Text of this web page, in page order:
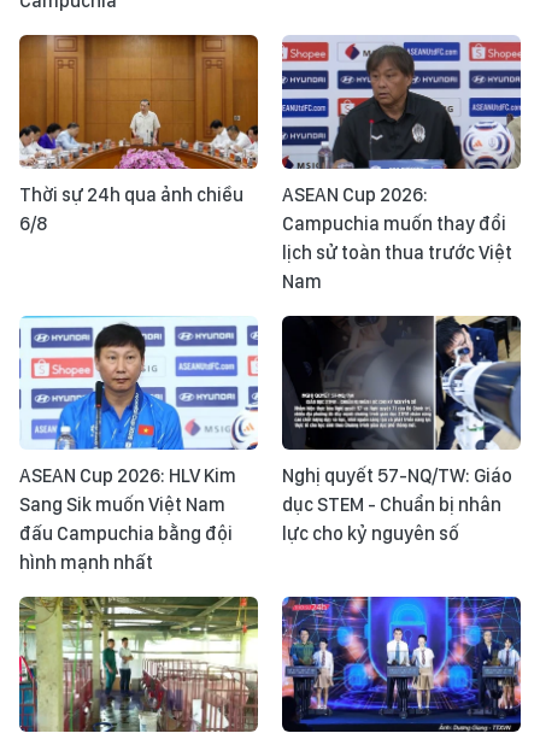
Thời sự 24h qua ảnh chiều
6/8
ASEAN Cup 2026:
Campuchia muốn thay đổi
lịch sử toàn thua trước Việt
Nam
ASEAN Cup 2026: HLV Kim
Sang Sik muốn Việt Nam
đấu Campuchia bằng đội
hình mạnh nhất
Nghị quyết 57-NQ/TW: Giáo
dục STEM - Chuẩn bị nhân
lực cho kỷ nguyên số